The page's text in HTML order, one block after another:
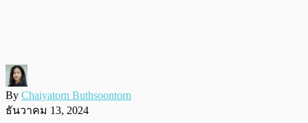
By Chaiyatorn Buthsoontorn
ธันวาคม 13, 2024